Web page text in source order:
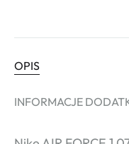
OPIS
INFORMACJE